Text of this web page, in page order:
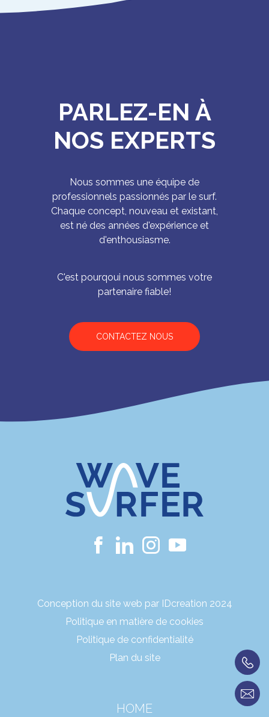
PARLEZ-EN À
NOS EXPERTS
Nous sommes une équipe de
professionnels passionnés par le surf.
Chaque concept, nouveau et existant,
est né des années d'expérience et
d'enthousiasme.
C'est pourqoui nous sommes votre
partenaire fiable!
CONTACTEZ NOUS
Conception du site web par IDcreation 2024
Politique en matière de cookies
Politique de confidentialité
Plan du site
HOME